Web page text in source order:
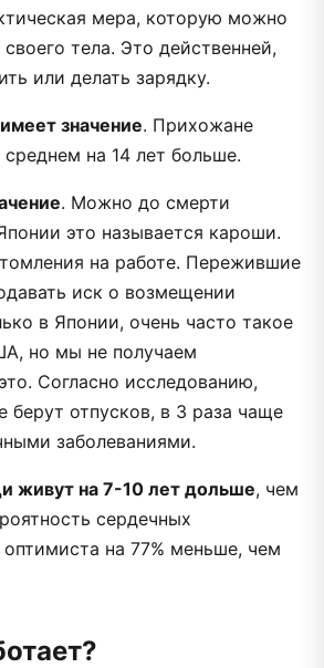
мера, которую можно
тела. Это действенней,
или делать зарядку.
значение. Прихожане
на 14 лет больше.
. Можно до смерти
это называется кароши.
на работе. Пережившие
иск о возмещении
в Японии, очень часто такое
но мы не получаем
Согласно исследованию,
берут отпусков, в 3 раза чаще
заболеваниями.
живут на 7-10 лет дольше, чем
сердечных
оптимиста на 77% меньше, чем